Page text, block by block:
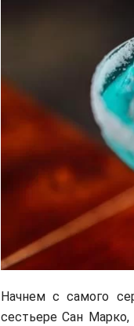
Начнем с самого
сестьере Сан